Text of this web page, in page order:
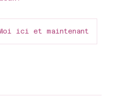
ici et maintenant